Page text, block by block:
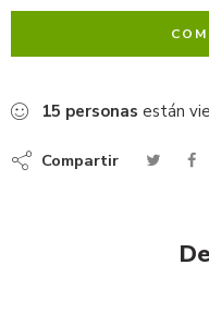
15 personas están
Compartir